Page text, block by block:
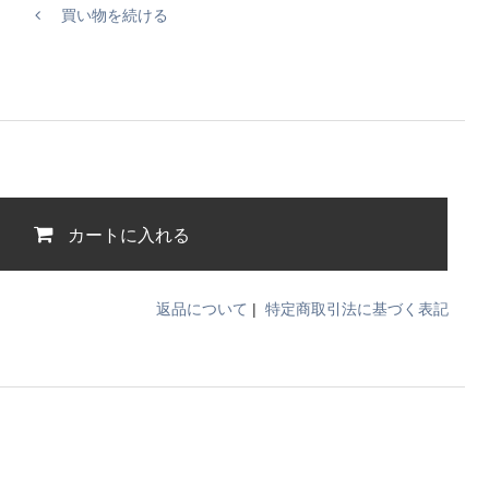
買い物を続ける
カートに入れる
返品について | 特定商取引法に基づく表記